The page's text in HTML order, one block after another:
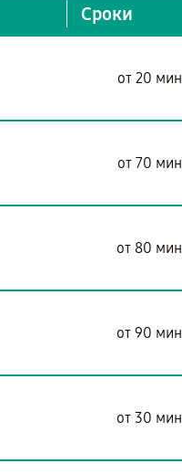
Сроки
от 20 мин
от 70 мин
от 80 мин
от 90 мин
от 30 мин